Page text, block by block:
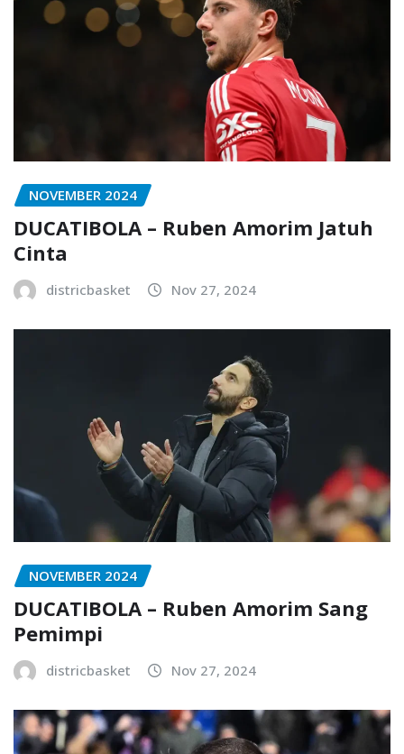
NOVEMBER 2024
DUCATIBOLA – Ruben Amorim Jatuh
Cinta
districbasket Nov 27, 2024
NOVEMBER 2024
DUCATIBOLA – Ruben Amorim Sang
Pemimpi
districbasket Nov 27, 2024